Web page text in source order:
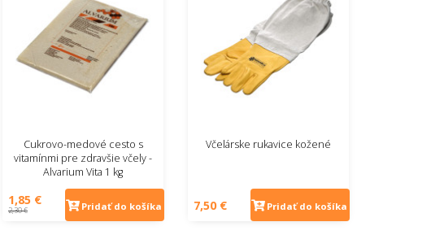
Cukrovo-medové cesto s
vitamínmi pre zdravšie včely -
Alvarium Vita 1 kg
1,85 €
2,30 € Pridať do košíka
Včelárske rukavice kožené
7,50 € Pridať do košíka